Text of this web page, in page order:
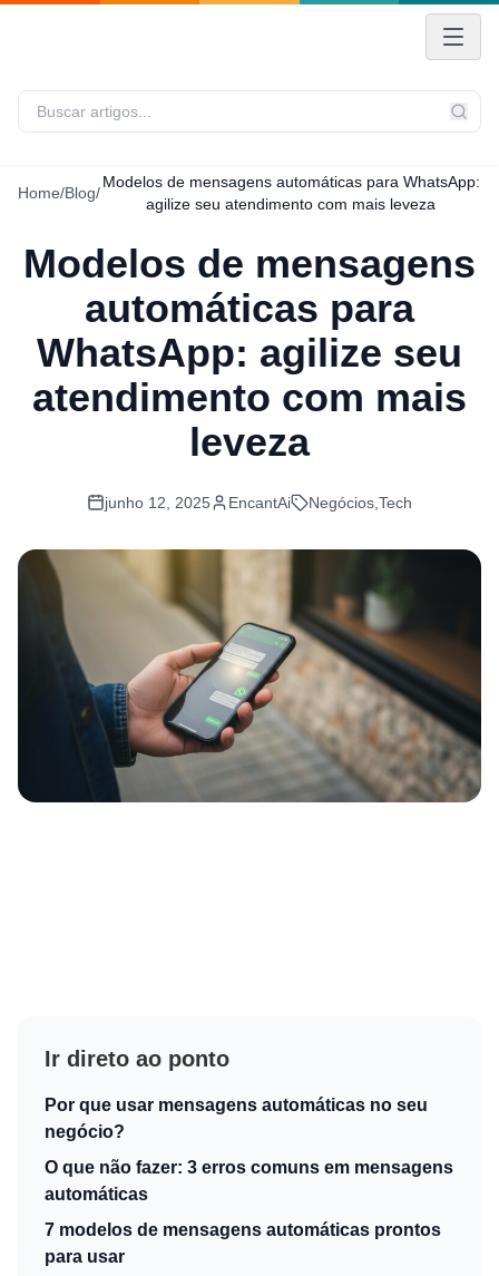
Home/Blog/
Modelos de mensagens automáticas para WhatsApp:
agilize seu atendimento com mais leveza
Modelos de mensagens
automáticas para
WhatsApp: agilize seu
atendimento com mais
leveza
junho 12, 2025 EncantAi Negócios Tech
Ir direto ao ponto
Por que usar mensagens automáticas no seu
negócio?
O que não fazer: 3 erros comuns em mensagens
automáticas
7 modelos de mensagens automáticas prontos
para usar